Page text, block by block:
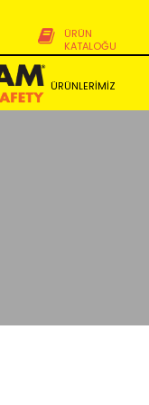
ÜRÜN
KATALOĞU
ÜRÜNLERİMİZ